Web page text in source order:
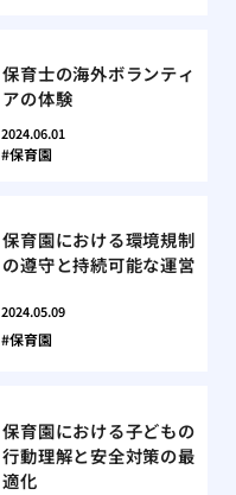
保育士の海外ボランティ
アの体験
2024.06.01
保育園
保育園における環境規制
の遵守と持続可能な運営
2024.05.09
保育園
保育園における子どもの
行動理解と安全対策の最
適化